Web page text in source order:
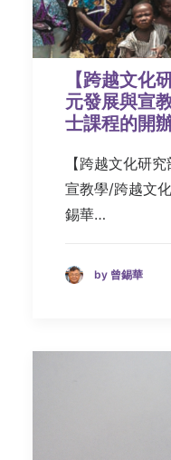
【跨越文化
元發展與宣
士課程的開
【跨越文化研
宣教學/跨越文
錫華…
by 曾錫華